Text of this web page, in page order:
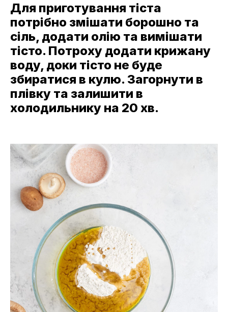
Для приготування тіста
потрібно змішати борошно та
сіль, додати олію та вимішати
тісто. Потроху додати крижану
воду, доки тісто не буде
збиратися в кулю. Загорнути в
плівку та залишити в
холодильнику на 20 хв.